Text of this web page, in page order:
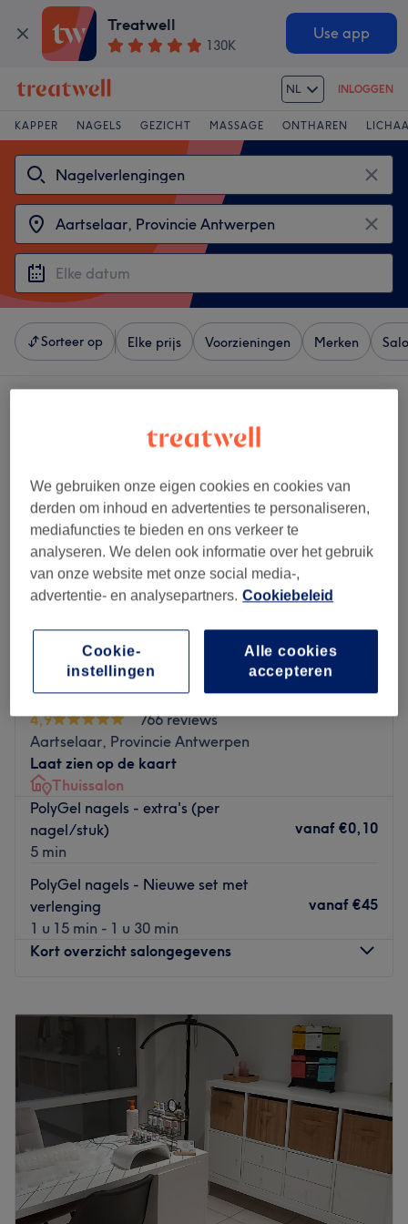
Treatwell
130K
Use app
NL INLOGGEN
KAPPER NAGELS GEZICHT MASSAGE ONTHAREN
Sorteer op Elke prijs Voorzieningen Merken
Bellezza
4,9
766 reviews
Aartselaar, Provincie Antwerpen
Laat zien op de kaart
Thuissalon
PolyGel nagels - extra's (per
nagel/stuk)
5 min
vanaf €0,10
PolyGel nagels - Nieuwe set met
verlenging
1 u 15 min - 1 u 30 min
vanaf €45
Kort overzicht salongegevens
Dinsdag
09:00 – 21:00
09:00 –20:00
09:00–20:00
Vrijdag
09:00–18:00
Zaterdag
Gesloten
Zondag
Gesloten
Bij Bellezza in Aartselaar kun je terecht voor diverse
beautybehandelingen. Eigenaresse Joke biedt sugaring of
wax behandelingen aan en ook voor een manicure kun je
We gebruiken onze eigen cookies en cookies van
derden om inhoud en advertenties te personaliseren,
mediafuncties te bieden en ons verkeer te
analyseren. We delen ook informatie over het gebruik
van onze website met onze social media-,
advertentie- en analysepartners. Cookiebeleid
Alle cookies
accepteren
Cookie-
instellingen